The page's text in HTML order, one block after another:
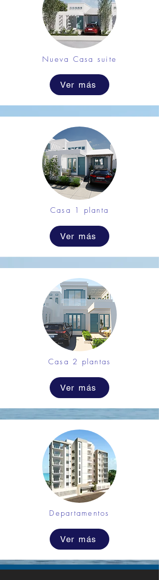
Nueva Casa suite
Ver más
Casa 1 planta
Ver más
Casa 2 plantas
Ver más
Departamentos
Ver más